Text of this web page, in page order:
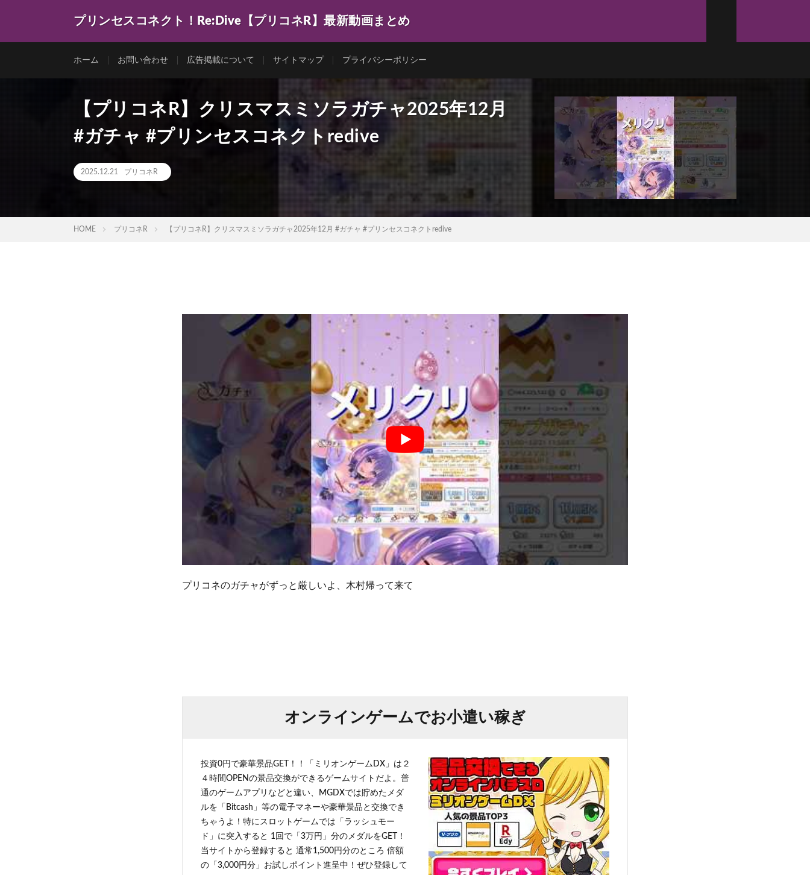
プリンセスコネクト！Re:Dive【プリコネR】最新動画まとめ
ホーム お問い合わせ 広告掲載について サイトマップ プライバシーポリシー
【プリコネR】クリスマスミソラガチャ2025年12月
#ガチャ #プリンセスコネクトredive
2025.12.21 プリコネR
HOME プリコネR 【プリコネR】クリスマスミソラガチャ2025年12月 #ガチャ #プリンセスコネクトredive
プリコネのガチャがずっと厳しいよ、木村帰って来て
オンラインゲームでお小遣い稼ぎ
投資0円で豪華景品GET！！「ミリオンゲームDX」は２
４時間OPENの景品交換ができるゲームサイトだよ。普
通のゲームアプリなどと違い、MGDXでは貯めたメダ
ルを「Bitcash」等の電子マネーや豪華景品と交換でき
ちゃうよ！特にスロットゲームでは「ラッシュモー
ド」に突入すると 1回で「3万円」分のメダルをGET！
当サイトから登録すると 通常1,500円分のところ 倍額
の「3,000円分」お試しポイント進呈中！ぜひ登録して